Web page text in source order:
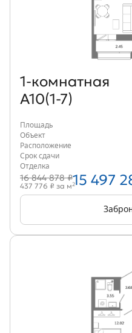
1‑комнатная
А10(1-7)
Площадь
Объект
Расположение
Срок сдачи
Отделка
16 844 878 ₽15 497
437 776 ₽ за м2